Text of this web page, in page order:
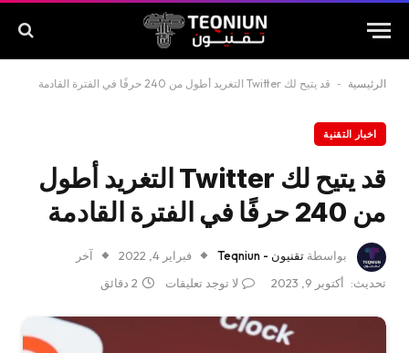
الرئيسية - قد يتيح لك Twitter التغريد أطول من 240 حرفًا في الفترة القادمة
اخبار التقنية
قد يتيح لك Twitter التغريد أطول
من 240 حرفًا في الفترة القادمة
بواسطة تقنيون - Teqniun فبراير 4, 2022
آخر
تحديث:
أكتوبر 9, 2023 لا توجد تعليقات 2 دقائق